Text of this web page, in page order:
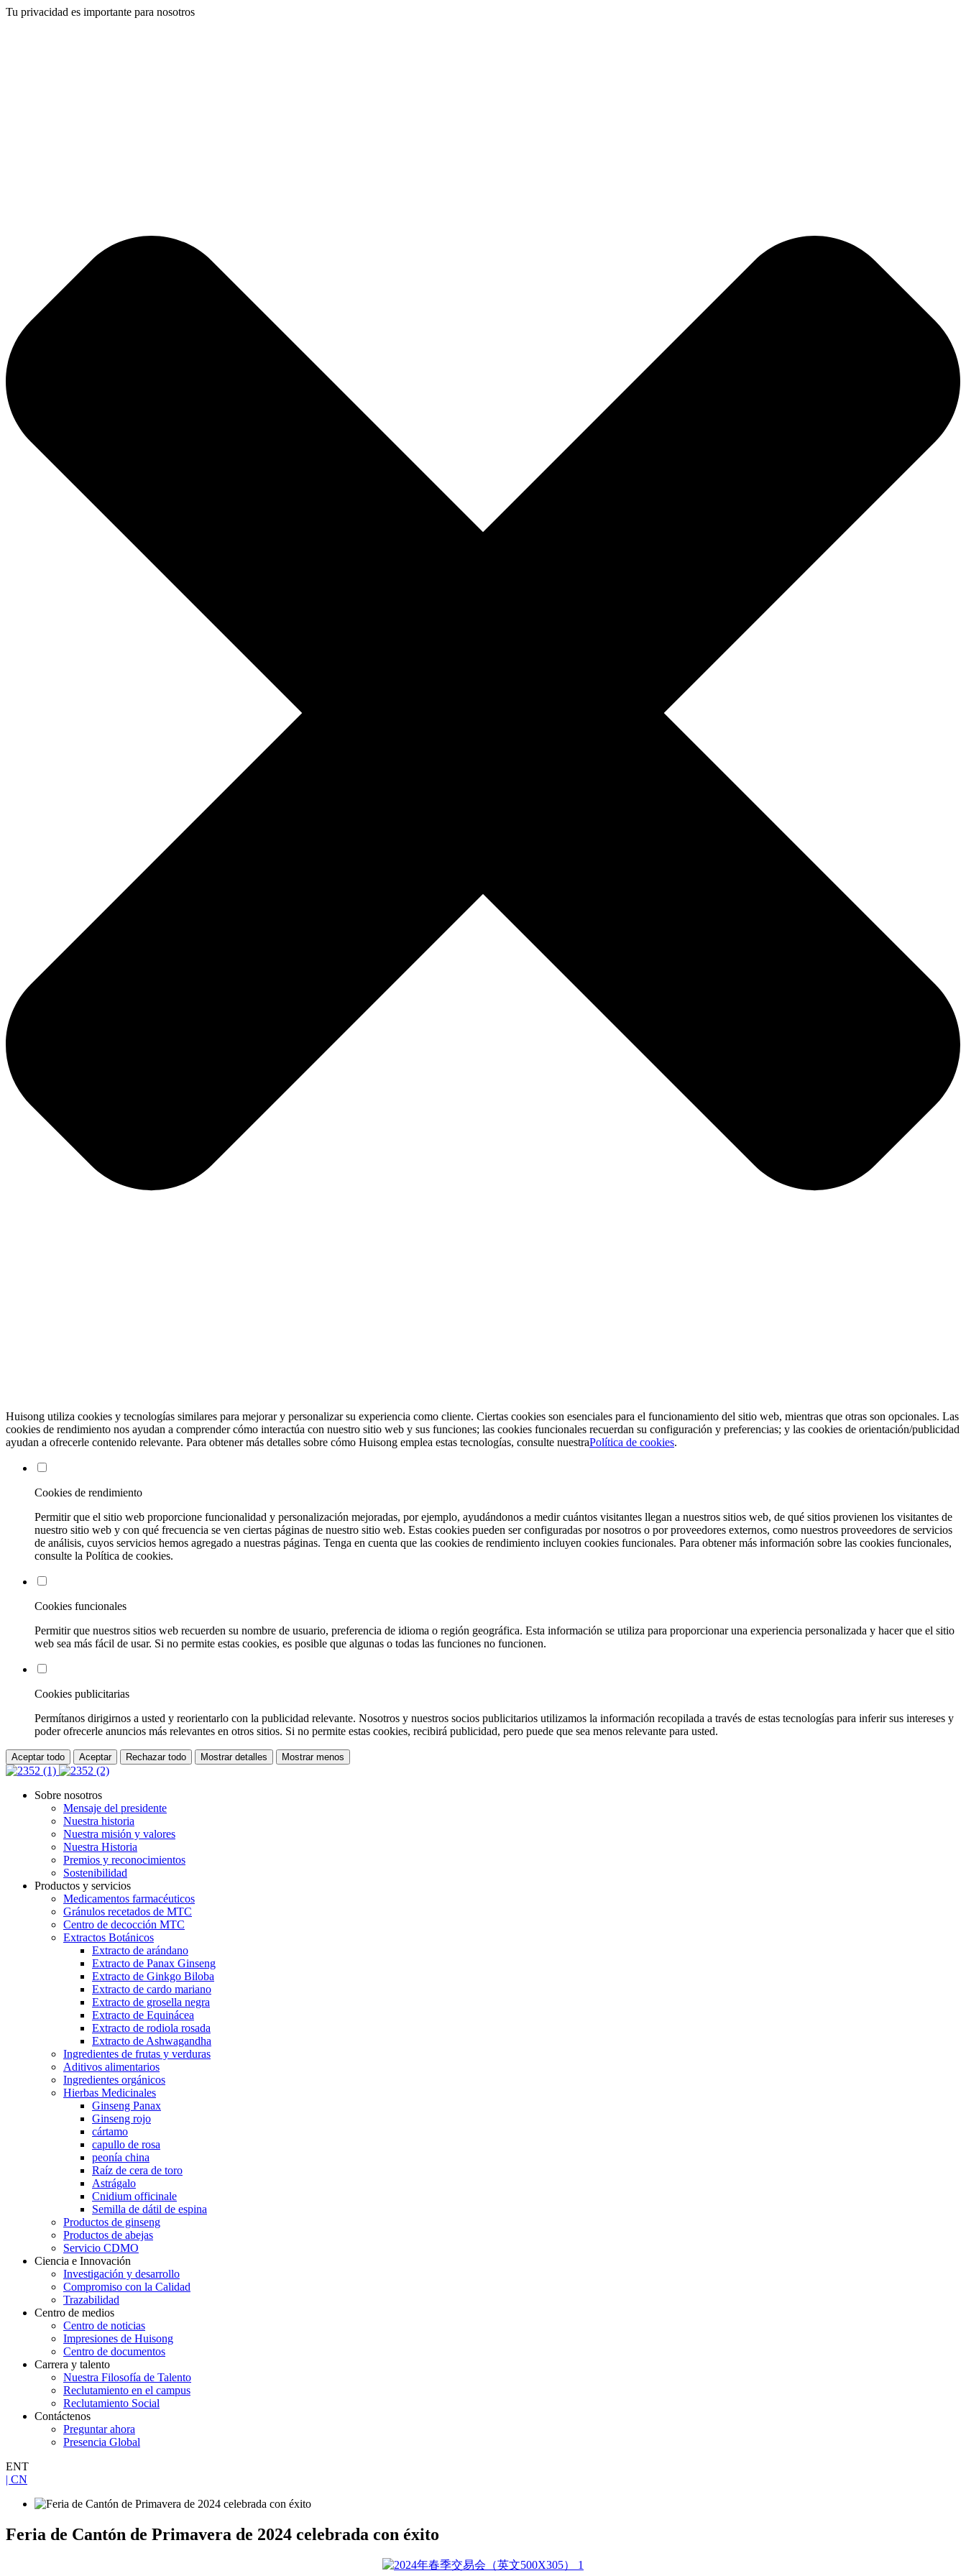
Tu privacidad es importante para nosotros
Huisong utiliza cookies y tecnologías similares para mejorar y personalizar su experiencia como cliente. Ciertas cookies son esenciales para el funcionamiento del sitio web, mientras que otras son opcionales. Las
cookies de rendimiento nos ayudan a comprender cómo interactúa con nuestro sitio web y sus funciones; las cookies funcionales recuerdan su configuración y preferencias; y las cookies de orientación/publicidad
ayudan a ofrecerle contenido relevante. Para obtener más detalles sobre cómo Huisong emplea estas tecnologías, consulte nuestraPolítica de cookies.
Cookies de rendimiento
Permitir que el sitio web proporcione funcionalidad y personalización mejoradas, por ejemplo, ayudándonos a medir cuántos visitantes llegan a nuestros sitios web, de qué sitios provienen los visitantes de
nuestro sitio web y con qué frecuencia se ven ciertas páginas de nuestro sitio web. Estas cookies pueden ser configuradas por nosotros o por proveedores externos, como nuestros proveedores de servicios
de análisis, cuyos servicios hemos agregado a nuestras páginas. Tenga en cuenta que las cookies de rendimiento incluyen cookies funcionales. Para obtener más información sobre las cookies funcionales,
consulte la Política de cookies.
Cookies funcionales
Permitir que nuestros sitios web recuerden su nombre de usuario, preferencia de idioma o región geográfica. Esta información se utiliza para proporcionar una experiencia personalizada y hacer que el sitio
web sea más fácil de usar. Si no permite estas cookies, es posible que algunas o todas las funciones no funcionen.
Cookies publicitarias
Permítanos dirigirnos a usted y reorientarlo con la publicidad relevante. Nosotros y nuestros socios publicitarios utilizamos la información recopilada a través de estas tecnologías para inferir sus intereses y
poder ofrecerle anuncios más relevantes en otros sitios. Si no permite estas cookies, recibirá publicidad, pero puede que sea menos relevante para usted.
Aceptar todo Aceptar Rechazar todo Mostrar detalles Mostrar menos
Sobre nosotros
Mensaje del presidente
Nuestra historia
Nuestra misión y valores
Nuestra Historia
Premios y reconocimientos
Sostenibilidad
Productos y servicios
Medicamentos farmacéuticos
Gránulos recetados de MTC
Centro de decocción MTC
Extractos Botánicos
Extracto de arándano
Extracto de Panax Ginseng
Extracto de Ginkgo Biloba
Extracto de cardo mariano
Extracto de grosella negra
Extracto de Equinácea
Extracto de rodiola rosada
Extracto de Ashwagandha
Ingredientes de frutas y verduras
Aditivos alimentarios
Ingredientes orgánicos
Hierbas Medicinales
Ginseng Panax
Ginseng rojo
cártamo
capullo de rosa
peonía china
Raíz de cera de toro
Astrágalo
Cnidium officinale
Semilla de dátil de espina
Productos de ginseng
Productos de abejas
Servicio CDMO
Ciencia e Innovación
Investigación y desarrollo
Compromiso con la Calidad
Trazabilidad
Centro de medios
Centro de noticias
Impresiones de Huisong
Centro de documentos
Carrera y talento
Nuestra Filosofía de Talento
Reclutamiento en el campus
Reclutamiento Social
Contáctenos
Preguntar ahora
Presencia Global
ENT
| CN
Feria de Cantón de Primavera de 2024 celebrada con éxito